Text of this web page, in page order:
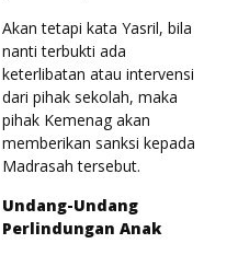
Akan tetapi kata Yasril, bila
nanti terbukti ada
keterlibatan atau intervensi
dari pihak sekolah, maka
pihak Kemenag akan
memberikan sanksi kepada
Madrasah tersebut.
Undang-Undang
Perlindungan Anak